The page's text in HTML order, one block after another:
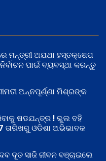
ମନ୍ତ୍ରୀ ଅଯଥା ହସ୍ତକ୍ଷେପ
ପାଇଁ ବ୍ୟବସ୍ଥା କରନ୍ତୁ
ଅନ୍ନପୂର୍ଣ୍ଣା ମିଶ୍ରଙ୍କ
ଷଡଯନ୍ତ୍ର ! ଭୁଲ ବହି
ତାରିଖରୁ ଓଡିଶା ଅଭିଭାବକ
ଦୂତ ସାଜି ଜୀବନ ବଞ୍ଚାଇଲେ